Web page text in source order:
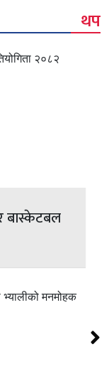
थप
बास्केटबल
युवा
फिचर
भव्य
ठाउँ,